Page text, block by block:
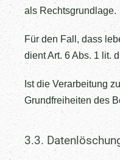
als Rechtsgrundlage.
Für den Fall, dass
dient Art. 6 Abs. 1 lit.
Ist die Verarbeitung
Grundfreiheiten des
3.3.